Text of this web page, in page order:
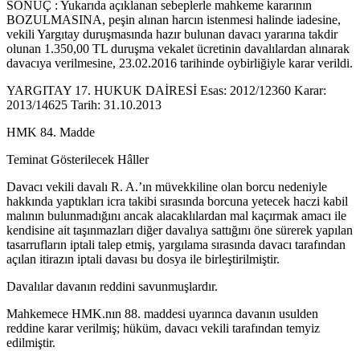
SONUÇ : Yukarıda açıklanan sebeplerle mahkeme kararının
BOZULMASINA, peşin alınan harcın istenmesi halinde iadesine,
vekili Yargıtay duruşmasında hazır bulunan davacı yararına takdir
olunan 1.350,00 TL duruşma vekalet ücretinin davalılardan alınarak
davacıya verilmesine, 23.02.2016 tarihinde oybirliğiyle karar verildi.
YARGITAY 17. HUKUK DAİRESİ Esas: 2012/12360 Karar:
2013/14625 Tarih: 31.10.2013
HMK 84. Madde
Teminat Gösterilecek Hâller
Davacı vekili davalı R. A.’ın müvekkiline olan borcu nedeniyle
hakkında yaptıkları icra takibi sırasında borcuna yetecek haczi kabil
malının bulunmadığını ancak alacaklılardan mal kaçırmak amacı ile
kendisine ait taşınmazları diğer davalıya sattığını öne sürerek yapılan
tasarrufların iptali talep etmiş, yargılama sırasında davacı tarafından
açılan itirazın iptali davası bu dosya ile birleştirilmiştir.
Davalılar davanın reddini savunmuşlardır.
Mahkemece HMK.nın 88. maddesi uyarınca davanın usulden
reddine karar verilmiş; hüküm, davacı vekili tarafından temyiz
edilmiştir.